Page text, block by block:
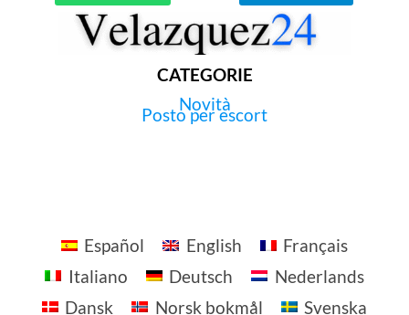
CATEGORIE
Novità
Posto per escort
Español English
Français
Italiano
Deutsch
Nederlands
Dansk
Norsk bokmål Svenska